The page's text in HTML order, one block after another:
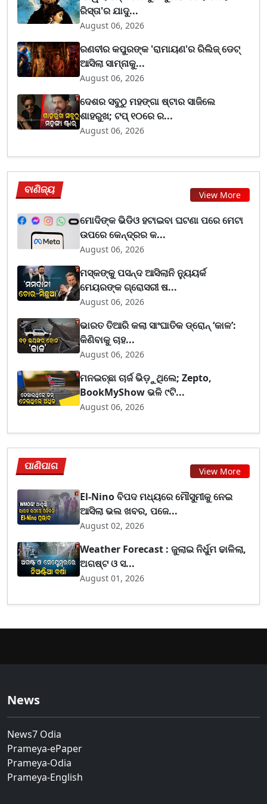
ରିସ୍ତା'ର ଯାଦୁ...
August 06, 2026
ରଣବୀର କପୁରଙ୍କ 'ରାମାୟଣ'ର ରିଲିଜ୍ ଡେଟ୍
ଆସିଲା ସାମ୍ନାକୁ...
August 06, 2026
ଦେଶର ସବୁଠୁ ମହଙ୍ଗା ଷ୍ଟାର ସାଜିଲେ
ଶାହରୁଖ; ଟପ୍‌ ୧୦ରେ ର...
August 06, 2026
ବାଣିଜ୍ୟ View More
ମୋଦିଙ୍କ ଭିଡିଓ ହଟାଇବା ଘଟଣା ପରେ ମେଟା
ଉପରେ କେନ୍ଦ୍ରର କ...
August 06, 2026
ମସ୍କଙ୍କୁ ପସନ୍ଦ ଆସିଲାନି ନ୍ୟୁୟର୍କ
ମେୟରଙ୍କ ଗ୍ରୋସରୀ ଷ...
August 06, 2026
ଭାରତ ତିଆରି କଲା ସାଂଘାତିକ ଡ୍ରୋନ୍ ‘କାଳ’:
କିଣିବାକୁ ଚାହ...
August 06, 2026
ମନଇଚ୍ଛା ଚାର୍ଜ ଭିଡ଼ୁଥିଲେ; Zepto,
BookMyShow ଭଳି ୯ଟି...
August 06, 2026
ପାଣିପାଗ View More
El-Nino ବିପଦ ମଧ୍ୟରେ ମୌସୁମୀକୁ ନେଇ
ଆସିଲା ଭଲ ଖବର, ପଜେ...
August 02, 2026
Weather Forecast : ଜୁଲାଇ ନିର୍ଧୁମ ଢାଳିଲା,
ଅଗଷ୍ଟ ଓ ସ...
August 01, 2026
News
News7 Odia
Prameya-ePaper
Prameya-Odia
Prameya-English